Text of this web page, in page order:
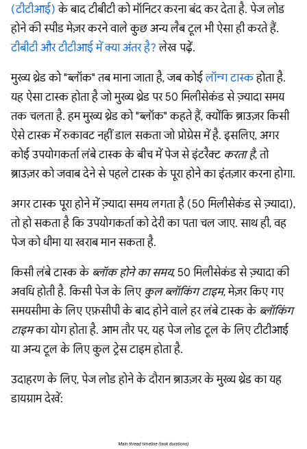
(टीटीआई) के बाद टीबीटी को मॉनिटर करना बंद कर देता है. पेज लोड
होने की स्पीड मेज़र करने वाले कुछ अन्य लैब टूल भी ऐसा ही करते हैं.
टीबीटी और टीटीआई में क्या अंतर है? लेख पढ़ें.
मुख्य थ्रेड को "ब्लॉक" तब माना जाता है, जब कोईलॉन्ग टास्कहोता है.
यह ऐसा टास्क होता है जो मुख्य थ्रेड पर 50 मिलीसेकंड से ज़्यादा समय
तक चलता है. हम मुख्य थ्रेड को "ब्लॉक" कहते हैं, क्योंकि ब्राउज़र किसी
ऐसे टास्क में रुकावट नहीं डाल सकता जो प्रोग्रेस में है. इसलिए, अगर
कोई उपयोगकर्ता लंबे टास्क के बीच में पेज से इंटरैक्ट करता है, तो
ब्राउज़र को जवाब देने से पहले टास्क के पूरा होने का इंतज़ार करना होगा.
अगर टास्क पूरा होने में ज़्यादा समय लगता है (50 मिलीसेकंड से ज़्यादा),
तो हो सकता है कि उपयोगकर्ता को देरी का पता चल जाए. साथ ही, वह
पेज को धीमा या खराब मान सकता है.
किसी लंबे टास्क के ब्लॉक होने का समय, 50 मिलीसेकंड से ज़्यादा की
अवधि होती है. किसी पेज के लिए कुल ब्लॉकिंग टाइम, मेज़र किए गए
समयसीमा के लिए एफ़सीपी के बाद होने वाले हर लंबे टास्क के ब्लॉकिंग
टाइमका योग होता है. आम तौर पर, यह पेज लोड टूल के लिए टीटीआई
या अन्य टूल के लिए कुल ट्रेस टाइम होता है.
उदाहरण के लिए, पेज लोड होने के दौरान ब्राउज़र के मुख्य थ्रेड का यह
डायग्राम देखें: